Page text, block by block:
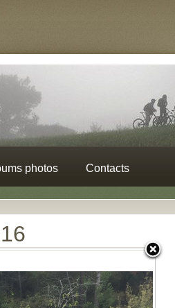
photos Contacts